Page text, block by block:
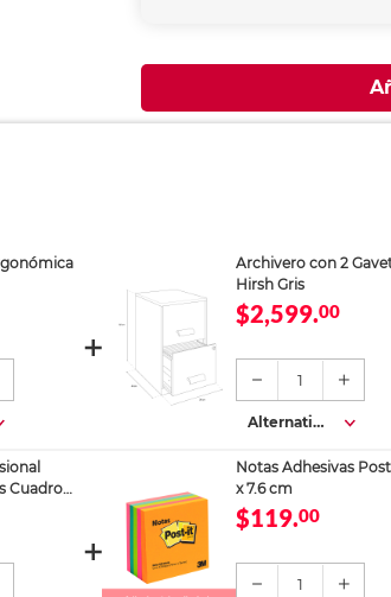
Archivero con 2
Hirsh Gris
$2,599.00
1
Alternativa
Cuadro
Notas Adhesivas
x 7.6 cm
$119.00
1